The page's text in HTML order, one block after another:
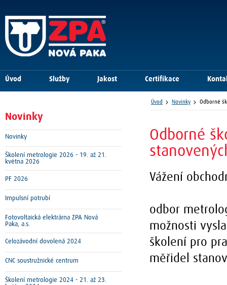
Odborné
Vážení
odbor
možnosti
školení pro
měřidel
Novinky
Novinky
Školení metrologie 2026 - 19. až 21.
května 2026
PF 2026
Impulsní potrubí
Fotovoltaická elektrárna ZPA Nová
Paka, a.s.
Celozávodní dovolená 2024
CNC soustružnické centrum
Školení metrologie 2024 - 21. až 23.
Úvod Služby Jakost Certifikace
Úvod Novinky Odborné